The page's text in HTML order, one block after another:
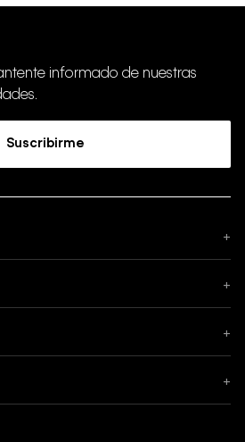
informado de nuestras
Suscribirme
+
+
+
+